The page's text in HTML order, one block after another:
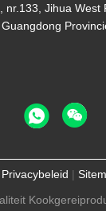
nr.133, Jihua West
Privacybeleid |